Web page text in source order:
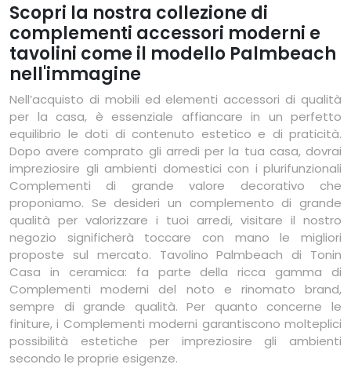
Scopri la nostra collezione di
complementi accessori moderni e
tavolini come il modello Palmbeach
nell'immagine
Nell’acquisto di mobili ed elementi accessori di qualità
per la casa, è essenziale affiancare in un perfetto
equilibrio le doti di contenuto estetico e di praticità.
Dopo avere comprato gli arredi per la tua casa, dovrai
impreziosire gli ambienti domestici con i plurifunzionali
Complementi di grande valore decorativo che
proponiamo. Se desideri un complemento di grande
qualità per valorizzare i tuoi arredi, visitare il nostro
negozio significherà toccare con mano le migliori
proposte sul mercato. Tavolino Palmbeach di Tonin
Casa in ceramica: fa parte della ricca gamma di
Complementi moderni del noto e rinomato brand,
sempre di grande qualità. Per quanto concerne le
finiture, i Complementi moderni garantiscono molteplici
possibilità estetiche per impreziosire gli ambienti
secondo le proprie esigenze.